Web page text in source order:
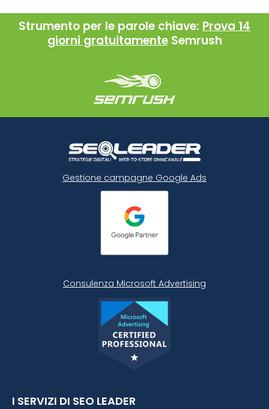
Strumento per le parole chiave: Prova 14
giorni gratuitamente Semrush
Gestione campagne Google Ads
Consulenza Microsoft Advertising
I SERVIZI DI SEO LEADER